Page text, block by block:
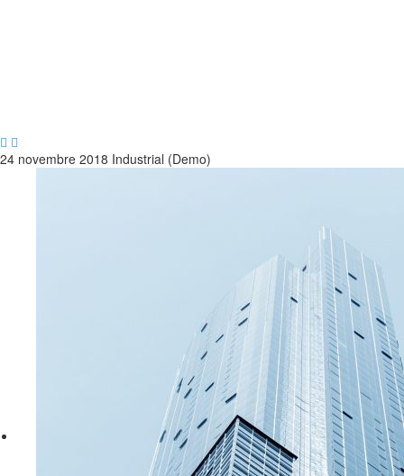
 
24 novembre 2018 Industrial (Demo)